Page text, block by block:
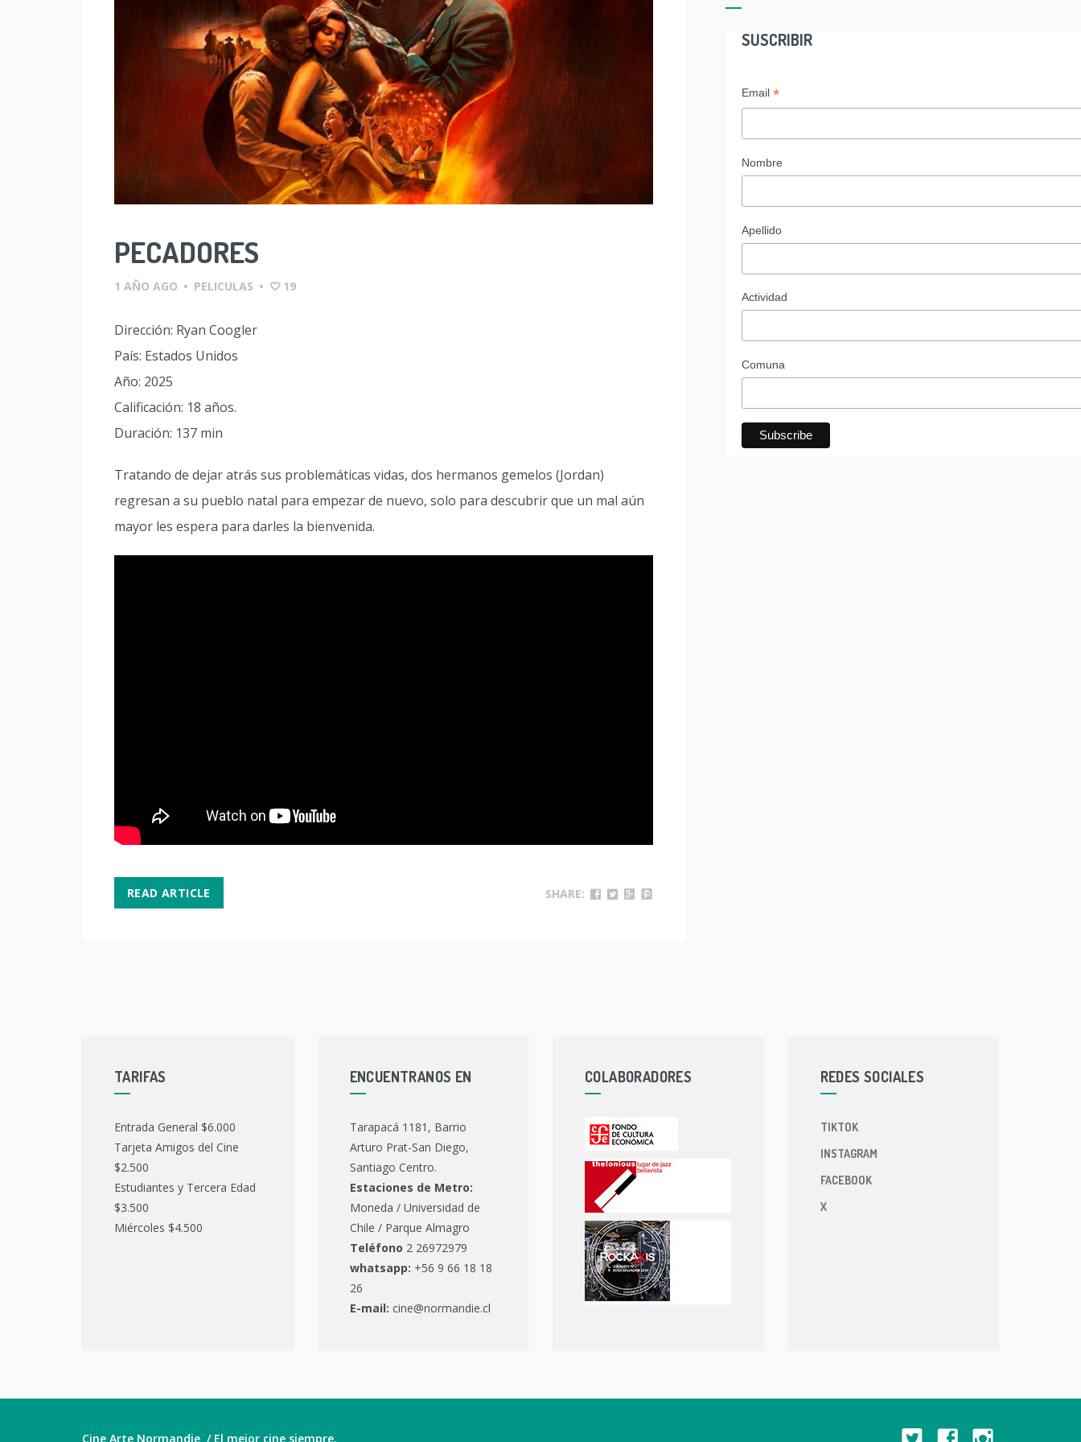
PECADORES
1 AÑO AGO • PELICULAS • 19
Dirección: Ryan Coogler
País: Estados Unidos
Año: 2025
Calificación: 18 años.
Duración: 137 min
Tratando de dejar atrás sus problemáticas vidas, dos hermanos gemelos (Jordan)
regresan a su pueblo natal para empezar de nuevo, solo para descubrir que un mal aún
mayor les espera para darles la bienvenida.
READ ARTICLE SHARE:
SUSCRIBIR
Email *
Nombre
Apellido
Actividad
Comuna
TARIFAS
Entrada General $6.000
Tarjeta Amigos del Cine
$2.500
Estudiantes y Tercera Edad
$3.500
Miércoles $4.500
ENCUENTRANOS EN
Tarapacá 1181, Barrio
Arturo Prat-San Diego,
Santiago Centro.
Estaciones de Metro:
Moneda / Universidad de
Chile / Parque Almagro
Teléfono 2 26972979
whatsapp: +56 9 66 18 18
26
E-mail: cine@normandie.cl
COLABORADORES REDES SOCIALES
TIKTOK
INSTAGRAM
FACEBOOK
X
Cine Arte Normandie / El mejor cine siempre.